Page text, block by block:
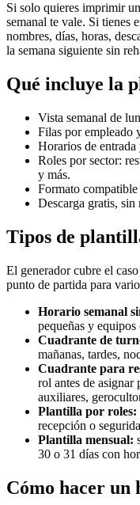
Si solo quieres imprimir
semanal te vale. Si tienes
nombres, días, horas,
la semana siguiente sin
Qué incluye la
Vista semanal de
Filas por empleado
Horarios de entrada
Roles por sector:
y más.
Formato
Descarga gratis, sin
Tipos de
El generador cubre el
punto de partida para
Horario semanal
pequeñas y equipos
Cuadrante de
mañanas, tardes,
Cuadrante para
rol antes de asignar
auxiliares,
Plantilla por roles:
recepción o
Plantilla mensual:
30 o 31 días con
Cómo hacer un